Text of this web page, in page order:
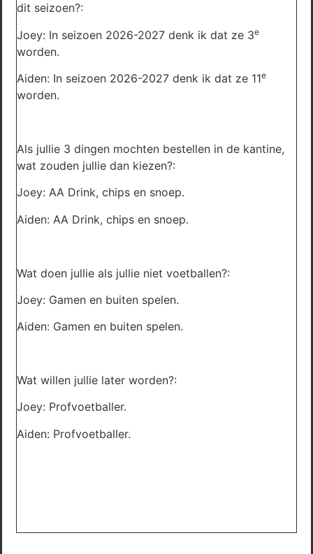
dit seizoen?:
Joey: In seizoen 2026-2027 denk ik dat ze 3e
worden.
Aiden: In seizoen 2026-2027 denk ik dat ze 11e
worden.
Als jullie 3 dingen mochten bestellen in de kantine,
wat zouden jullie dan kiezen?:
Joey: AA Drink, chips en snoep.
Aiden: AA Drink, chips en snoep.
Wat doen jullie als jullie niet voetballen?:
Joey: Gamen en buiten spelen.
Aiden: Gamen en buiten spelen.
Wat willen jullie later worden?:
Joey: Profvoetballer.
Aiden: Profvoetballer.